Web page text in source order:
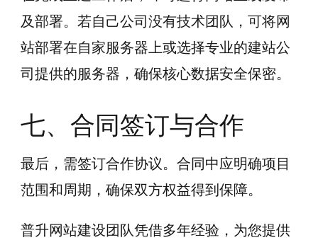
及部署。若自己公司没有技术团队，可将网
站部署在自家服务器上或选择专业的建站公
司提供的服务器，确保核心数据安全保密。
七、合同签订与合作
最后，需签订合作协议。合同中应明确项目
范围和周期，确保双方权益得到保障。
普升网站建设团队凭借多年经验，为您提供